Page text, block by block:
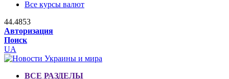
Все курсы валют
44.4853
Авторизация
Поиск
UA
ВСЕ РАЗДЕЛЫ